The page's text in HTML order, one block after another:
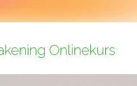
Onlinekurs